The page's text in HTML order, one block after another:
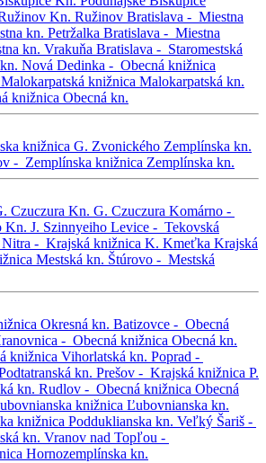
Kn. Ružinov Bratislava - Miestna
kn. Petržalka Bratislava - Miestna
kn. Vrakuňa Bratislava - Staromestská
Nová Dedinka - Obecná knižnica
Malokarpatská knižnica Malokarpatská kn.
knižnica Obecná kn.
knižnica G. Zvonického Zemplínska kn.
- Zemplínska knižnica Zemplínska kn.
Czuczura Kn. G. Czuczura Komárno -
Kn. J. Szinnyeiho Levice - Tekovská
Nitra - Krajská knižnica K. Kmeťka Krajská
Mestská kn. Štúrovo - Mestská
Okresná kn. Batizovce - Obecná
- Obecná knižnica Obecná kn.
knižnica Vihorlatská kn. Poprad -
kn. Prešov - Krajská knižnica P.
kn. Rudlov - Obecná knižnica Obecná
knižnica Ľubovnianska kn.
knižnica Podduklianska kn. Veľký Šariš -
kn. Vranov nad Topľou -
Hornozemplínska kn.